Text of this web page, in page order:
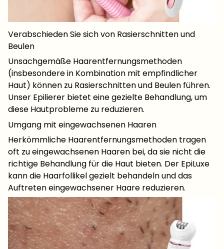
Verabschieden Sie sich von Rasierschnitten und
Beulen
Unsachgemäße Haarentfernungsmethoden
(insbesondere in Kombination mit empfindlicher
Haut) können zu Rasierschnitten und Beulen führen.
Unser Epilierer bietet eine gezielte Behandlung, um
diese Hautprobleme zu reduzieren.
Umgang mit eingewachsenen Haaren
Herkömmliche Haarentfernungsmethoden tragen
oft zu eingewachsenen Haaren bei, da sie nicht die
richtige Behandlung für die Haut bieten. Der EpiLuxe
kann die Haarfollikel gezielt behandeln und das
Auftreten eingewachsener Haare reduzieren.